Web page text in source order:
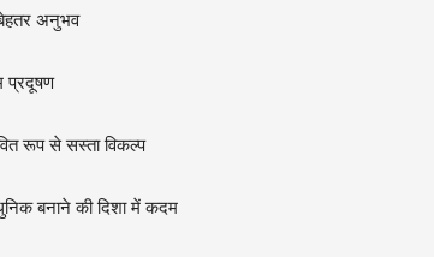
अनुभव
प्रदूषण
रूप से सस्ता विकल्प
बनाने की दिशा में कदम